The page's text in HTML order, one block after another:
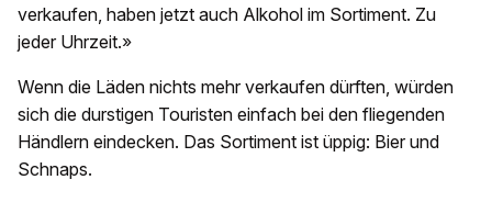
verkaufen, haben jetzt auch Alkohol im Sortiment. Zu
jeder Uhrzeit.»
Wenn die Läden nichts mehr verkaufen dürften, würden
sich die durstigen Touristen einfach bei den fliegenden
Händlern eindecken. Das Sortiment ist üppig: Bier und
Schnaps.